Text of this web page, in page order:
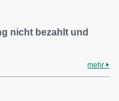
nicht bezahlt und
mehr